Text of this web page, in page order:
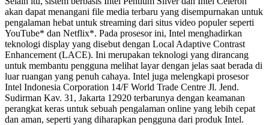
akan dapat menangani file media terbaru yang disempurnakan untuk
pengalaman hebat untuk streaming dari situs video populer seperti
YouTube* dan Netflix*. Pada prosesor ini, Intel menghadirkan
teknologi display yang disebut dengan Local Adaptive Contrast
Enhancement (LACE). Ini merupakan teknologi yang dirancang
untuk membantu pengguna melihat layar dengan jelas saat berada di
luar ruangan yang penuh cahaya. Intel juga melengkapi prosesor
Intel Indonesia Corporation 14/F World Trade Centre Jl. Jend.
Sudirman Kav. 31, Jakarta 12920 terbarunya dengan keamanan
perangkat keras untuk sebuah pengalaman online yang lebih cepat
dan aman, seperti yang diharapkan pengguna dari produk Intel.